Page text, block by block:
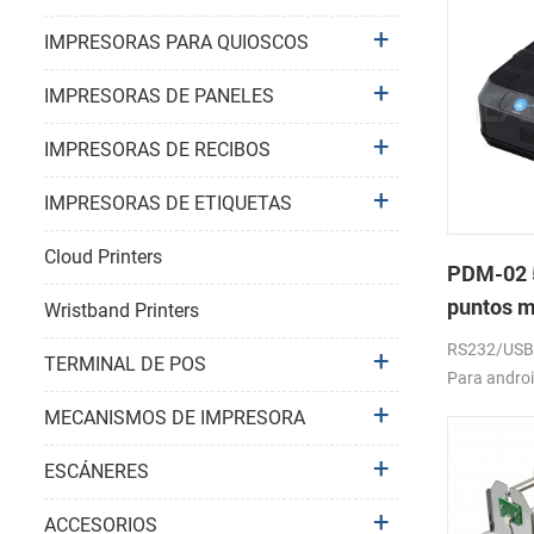
PDM-02
puntos
RS232/
Para
IMPRESORAS PARA QUIOSCOS
IMPRESORAS DE PANELES
IMPRESORAS DE RECIBOS
IMPRESORAS DE ETIQUETAS
Cloud Printers
Wristband Printers
TERMINAL DE POS
MECANISMOS DE IMPRESORA
ESCÁNERES
ACCESORIOS